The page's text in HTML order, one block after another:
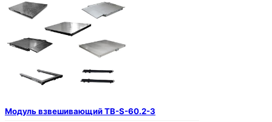
Модуль взвешивающий ТВ-S-60.2-3